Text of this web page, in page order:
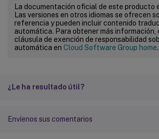
La documentación oficial de este producto
Las versiones en otros idiomas se ofrecen
referencia y pueden incluir contenido
automática. Para obtener más información,
cláusula de exención de responsabilidad
automática en Cloud Software Group home.
¿Le ha resultado útil?
Envíenos sus comentarios